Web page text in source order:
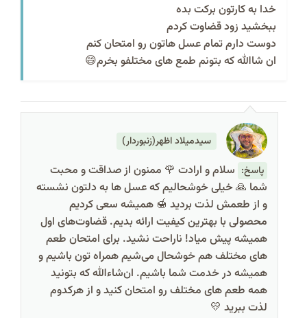
خدا به کارتون برکت بده
ببخشید زود قضاوت کردم
دوست دارم تمام عسل هاتون رو امتحان کنم
ان شاالله که بتونم طمع های مختلفو بخرم😄
سیدمیلاد اظهر(زنبوردار)
پاسخ: سلام و ارادت 🌹 ممنون از صداقت و محبت
شما 🙏 خیلی خوشحالیم که عسل‌ ها به دلتون نشسته
و از طعمش لذت بردید 🍯 همیشه سعی کردیم
محصولی با بهترین کیفیت ارائه بدیم. قضاوت‌های اول
همیشه پیش میاد! ناراحت نشید. برای امتحان طعم‌
های مختلف هم خوشحال می‌شیم همراه‌ تون باشیم و
همیشه در خدمت شما باشیم. ان‌شاءالله که بتونید
همه طعم‌ های مختلف رو امتحان کنید و از هرکدوم
لذت ببرید 💛